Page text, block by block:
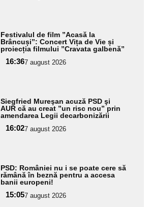
Festivalul de film ”Acasă la
Brâncuși”: Concert Vița de Vie și
proiecția filmului ”Cravata galbenă”
16:367 august 2026
Siegfried Mureşan acuză PSD şi
AUR că au creat ”un risc nou” prin
amendarea Legii decarbonizării
16:027 august 2026
PSD: României nu i se poate cere să
rămână în beznă pentru a accesa
banii europeni!
15:057 august 2026